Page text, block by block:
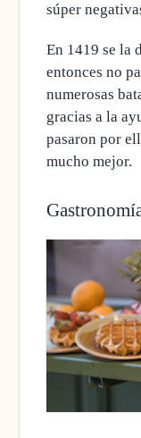
súper
En 1419 se la
entonces no
numerosas
gracias a la
pasaron por
mucho mejor.